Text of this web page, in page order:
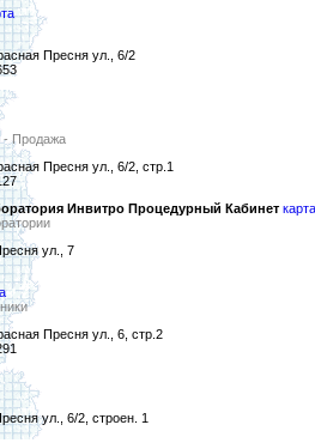
Пресня ул., 6/2
- Продажа
Пресня ул., 6/2, стр.1
Инвитро Процедурный Кабинет карта
ул., 7
Пресня ул., 6, стр.2
ул., 6/2, строен. 1